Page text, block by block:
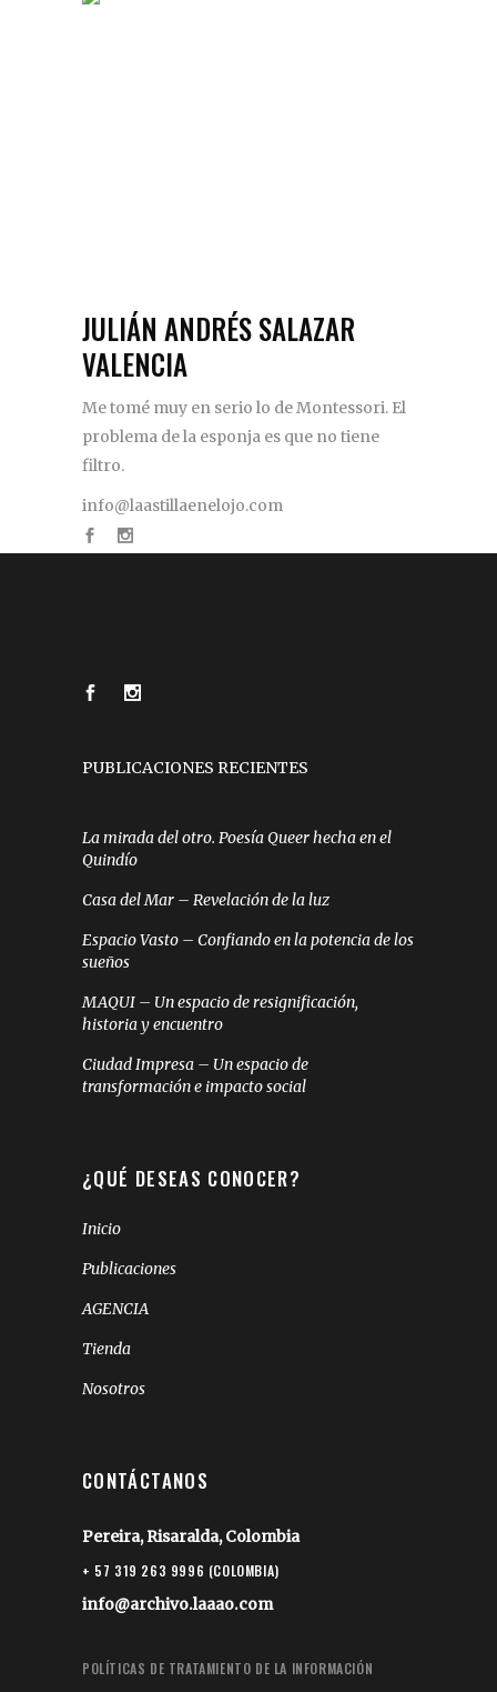
JULIÁN ANDRÉS SALAZAR
VALENCIA
Me tomé muy en serio lo de Montessori. El
problema de la esponja es que no tiene
filtro.
info@laastillaenelojo.com
PUBLICACIONES RECIENTES
La mirada del otro. Poesía Queer hecha en el
Quindío
Casa del Mar – Revelación de la luz
Espacio Vasto – Confiando en la potencia de los
sueños
MAQUI – Un espacio de resignificación,
historia y encuentro
Ciudad Impresa – Un espacio de
transformación e impacto social
¿QUÉ DESEAS CONOCER?
Inicio
Publicaciones
AGENCIA
Tienda
Nosotros
CONTÁCTANOS
Pereira, Risaralda, Colombia
+ 57 319 263 9996 (COLOMBIA)
info@archivo.laaao.com
POLÍTICAS DE TRATAMIENTO DE LA INFORMACIÓN